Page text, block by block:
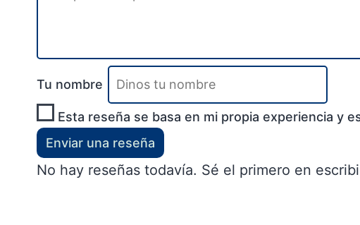
Tu nombre
Esta reseña se basa en mi propia experiencia y
Enviar una reseña
No hay reseñas todavía. Sé el primero en